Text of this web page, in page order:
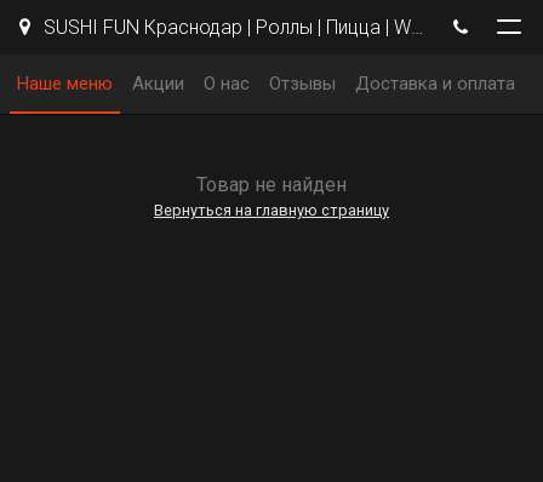
SUSHI FUN Краснодар | Роллы | Пицца | WOK
Наше меню Акции О нас Отзывы Доставка и оплата
Товар не найден
Вернуться на главную страницу